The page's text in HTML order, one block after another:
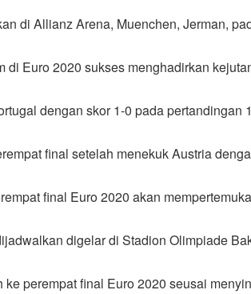
di Allianz Arena, Muenchen, Jerman,
di Euro 2020 sukses menghadirkan
dengan skor 1-0 pada
final setelah menekuk Austria
final Euro 2020 akan
digelar di Stadion Olimpiade
perempat final Euro 2020 seusai